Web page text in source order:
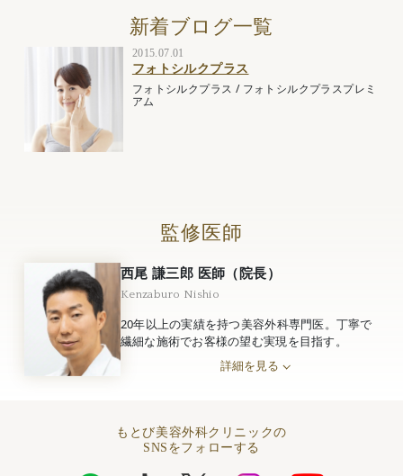
新着ブログ一覧
2015.07.01
フォトシルクプラス
フォトシルクプラス / フォトシルクプラスプレミ
アム
監修医師
西尾 謙三郎 医師（院長）
Kenzaburo Nishio
20年以上の実績を持つ美容外科専門医。丁寧で
繊細な施術でお客様の望む実現を目指す。
詳細を見る
もとび美容外科クリニックの
SNSをフォローする